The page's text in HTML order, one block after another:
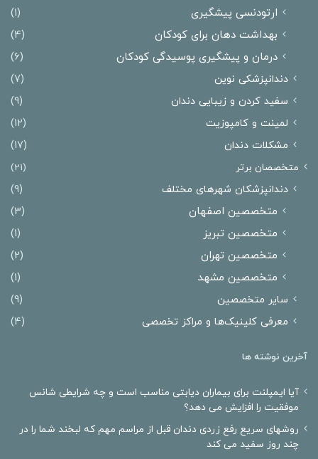
ارتودنسی پیشگیری
(1)
بهداشت دهان برای کودکان
(4)
درمان و پیشگیری پوسیدگی کودکان
(6)
دندانپزشکی نوین
(7)
سفید کردن و زیبایی دندان
(9)
لمینت و کامپوزیت
(12)
مشکلات دندان
(17)
متخصصان برتر (21)
دندانپزشکان شهرهای مختلف
(9)
متخصصین اصفهان
(3)
متخصصین تبریز
(1)
متخصصین تهران
(2)
متخصصین مشهد
(1)
سایر متخصصین
(9)
معرفی کلینیک‌ها و مراکز تخصصی
(4)
آخرین نوشته ها
آیا ایمپلنت برای بیماران دیابتی مناسب است و چه شرایطی شانس
موفقیت را افزایش می دهد؟
روشهای سریع رفع زردی دندان قبل از مراسم مهم که لبخند شما را در
چند روز سفید می کند